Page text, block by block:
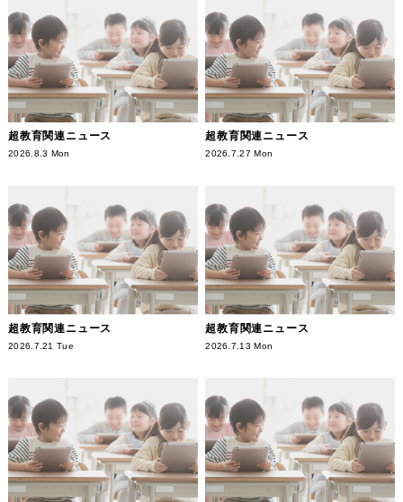
超教育関連ニュース
2026.8.3 Mon
超教育関連ニュース
2026.7.27 Mon
超教育関連ニュース
2026.7.21 Tue
超教育関連ニュース
2026.7.13 Mon